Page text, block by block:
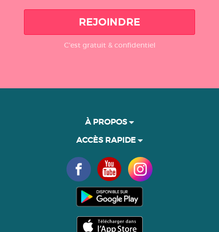
REJOINDRE
C'est gratuit & confidentiel
À PROPOS
ACCÈS RAPIDE